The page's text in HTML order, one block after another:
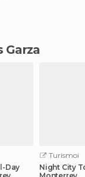
Garza
Day
Turismoi
Night City